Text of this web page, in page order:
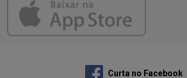
Curta no Facebook